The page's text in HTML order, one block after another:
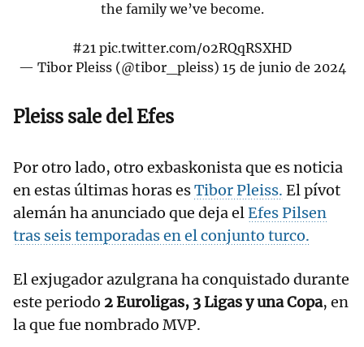
the family we’ve become.
#21 pic.twitter.com/o2RQqRSXHD
— Tibor Pleiss (@tibor_pleiss) 15 de junio de 2024
Pleiss sale del Efes
Por otro lado, otro exbaskonista que es noticia
en estas últimas horas esTibor Pleiss. El pívot
alemán ha anunciado que deja elEfes Pilsen
tras seis temporadas en el conjunto turco.
El exjugador azulgrana ha conquistado durante
este periodo 2 Euroligas, 3 Ligas y una Copa, en
la que fue nombrado MVP.